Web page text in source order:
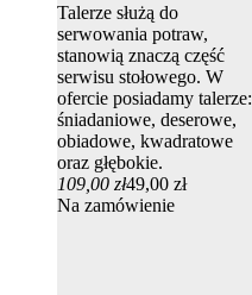
Talerze służą do
serwowania potraw,
stanowią znaczą część
serwisu stołowego. W
ofercie posiadamy talerze:
śniadaniowe, deserowe,
obiadowe, kwadratowe
oraz głębokie.
109,00 zł49,00 zł
Na zamówienie